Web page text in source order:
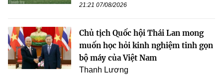
21:21 07/08/2026
Chủ tịch Quốc hội Thái Lan mong
muốn học hỏi kinh nghiệm tinh gọn
bộ máy của Việt Nam
Thanh Lương